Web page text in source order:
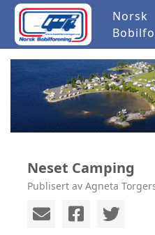
Norsk
Neset Camping
Publisert av Agneta